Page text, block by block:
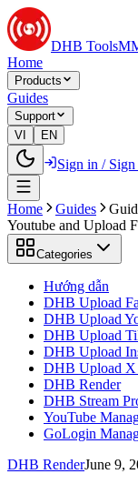
DHB Tools
Home
Products
Guides
Support
VI
EN
Sign in / Sign
Home Guides
Youtube and Upload
Categories
Hướng dẫn
DHB Upload
DHB Upload
DHB Upload
DHB Upload
DHB Upload
DHB Render
DHB Stream
YouTube
GoLogin
DHB RenderJune 9,